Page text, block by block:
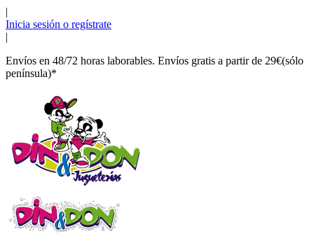
|
Inicia sesión o regístrate
|
Envíos en 48/72 horas laborables. Envíos gratis a partir de 29€(sólo
península)*